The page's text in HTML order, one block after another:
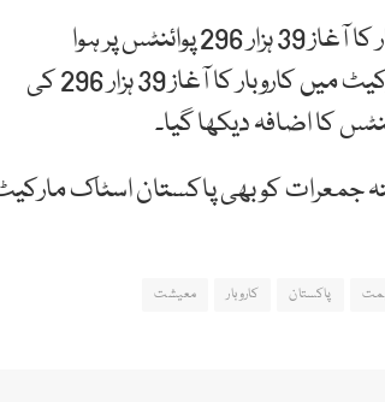
گزشتہ منگل کو ملا جُلا رجحان رہا اور کے ایس ای 100 انڈیکس میں کاروبار کا آغاز 39 ہزار 296 پوائنٹس پر ہوا
تاہم اختتام 417 پوائنٹس کے ساتھ 39 ہزار 714 رہا۔ بدھ کے روز اسٹاک مارکیٹ میں کاروبار کا آغاز 39 ہزار 296 کی
40,531 پوائنٹس پر بند ہوا، گزشتہ جمعرات کو بھی پاکستان اسٹاک
پاکستان کاروبار معیشت